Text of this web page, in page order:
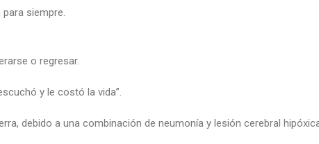
siempre.
o regresar.
y le costó la vida”.
debido a una combinación de neumonía y lesión cerebral